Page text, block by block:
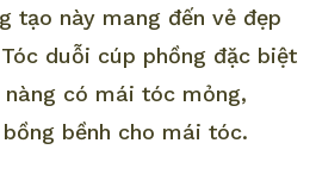
tạo này mang đến vẻ đẹp
duỗi cúp phồng đặc biệt
có mái tóc mỏng,
bềnh cho mái tóc.